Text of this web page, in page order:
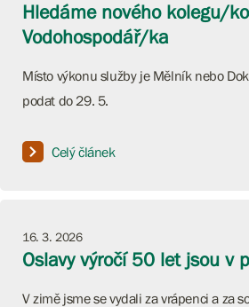
Hledáme nového kolegu/
Vodohospodář/ka
Místo výkonu služby je Mělník nebo
podat do 29. 5.
Celý článek
16. 3. 2026
Oslavy výročí 50 let jsou v
V zimě jsme se vydali za vrápenci a za